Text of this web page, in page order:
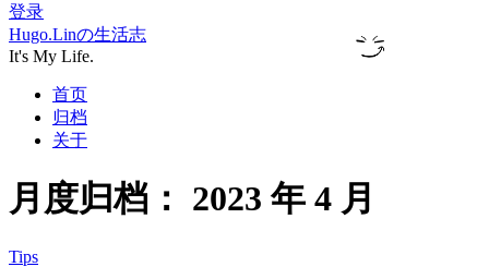
登录
Hugo.Linの生活志
It's My Life.
首页
归档
关于
月度归档： 2023 年 4 月
Tips